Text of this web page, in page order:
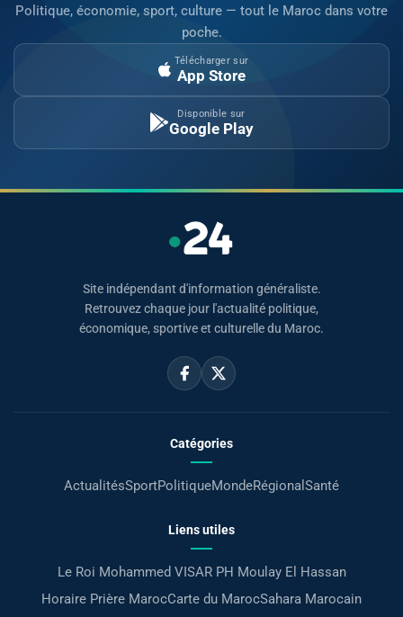
Politique, économie, sport, culture — tout le Maroc dans votre
poche.
Télécharger sur
App Store
Disponible sur
Google Play
Site indépendant d'information généraliste.
Retrouvez chaque jour l'actualité politique,
économique, sportive et culturelle du Maroc.
Catégories
ActualitésSportPolitiqueMondeRégional Santé
Liens utiles
Le Roi Mohammed VISAR PH Moulay El Hassan
Horaire Prière MarocCarte du MarocSahara Marocain